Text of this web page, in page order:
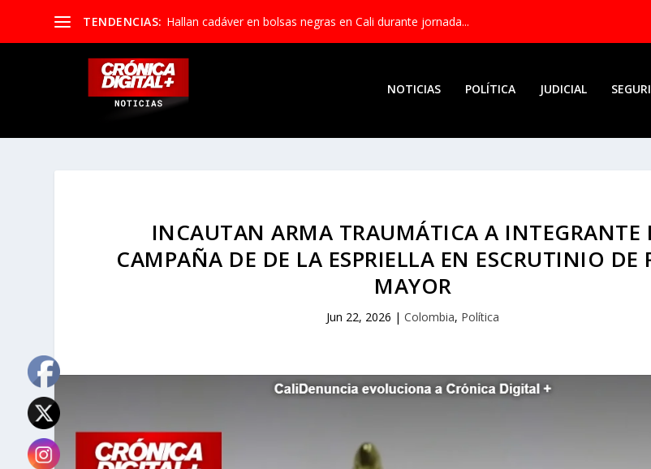
TENDENCIAS: Hallan cadáver en bolsas negras en Cali durante jornada...
NOTICIAS POLÍTICA JUDICIAL
INCAUTAN ARMA TRAUMÁTICA A INTEGRANTE
CAMPAÑA DE DE LA ESPRIELLA EN ESCRUTINIO DE
MAYOR
Jun 22, 2026 |Colombia, Política